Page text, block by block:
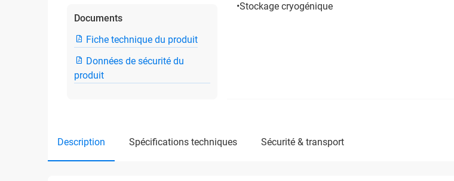
Documents
Fiche technique du produit
Données de sécurité du
produit
•Stockage cryogénique
description spécifications techniques sécurité & transport